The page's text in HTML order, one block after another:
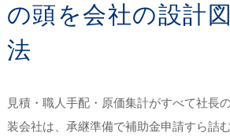
の頭を会社の設計
法
見積・職人手配・原価集計がすべて社長
装会社は、承継準備で補助金申請すら詰